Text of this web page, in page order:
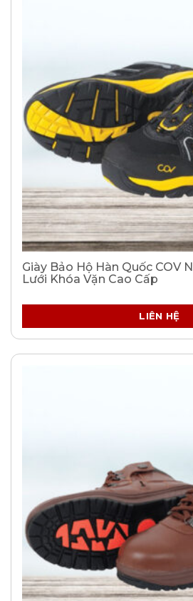
Giày Bảo Hộ Hàn Quốc COV
Lưới Khóa Vặn Cao Cấp
LIÊN HỆ